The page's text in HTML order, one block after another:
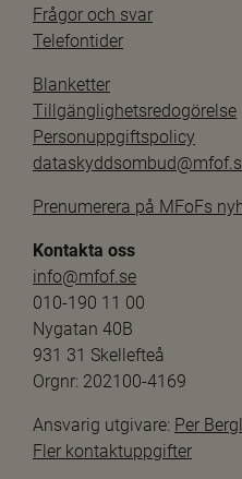
Frågor och svar
Telefontider
Blanketter
Tillgänglighetsredogörelse
Personuppgiftspolicy
Prenumerera på MFoFs
Kontakta oss
info@mfof.se
010-190 11 00
Nygatan 40B
931 31 Skellefteå
Orgnr: 202100-4169
Ansvarig utgivare: Per
Fler kontaktuppgifter